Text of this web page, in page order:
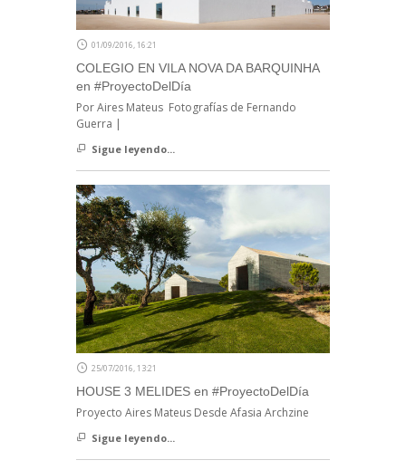
01/09/2016, 16:21
COLEGIO EN VILA NOVA DA BARQUINHA
en #ProyectoDelDía
Por Aires Mateus Fotografías de Fernando
Guerra |
Sigue leyendo...
25/07/2016, 13:21
HOUSE 3 MELIDES en #ProyectoDelDía
Proyecto Aires Mateus Desde Afasia Archzine
Sigue leyendo...